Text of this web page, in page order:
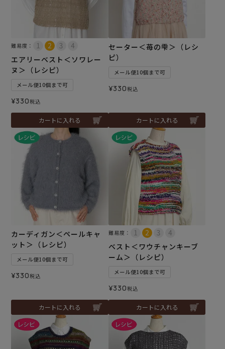
難易度：
エアリーベスト＜ソワレー
ヌ＞（レシピ）
メール便10個まで可
¥330税込
カートに入れる
セーター＜苺の雫＞（レシ
ピ）
メール便10個まで可
¥330税込
カートに入れる
カーディガン＜ペールキャ
ット＞（レシピ）
メール便10個まで可
¥330税込
カートに入れる
難易度：
ベスト＜ワウチャンキーブ
ーム＞（レシピ）
メール便10個まで可
¥330税込
カートに入れる